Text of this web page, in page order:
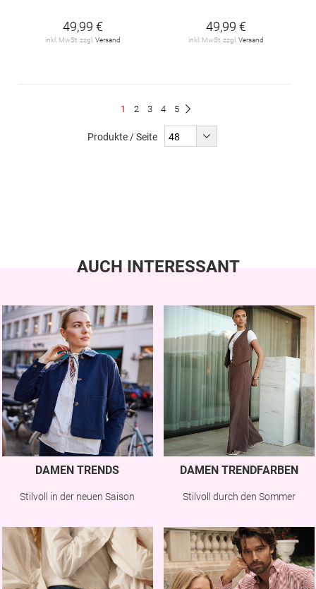
49,99 €
inkl. MwSt. zzgl. Versand
49,99 €
inkl. MwSt. zzgl. Versand
Du
1 Seite
2 Seite
3 Seite
4 Seite
5
Produkte / Seite
AUCH INTERESSANT
DAMEN TRENDS
Stilvoll in der neuen Saison
DAMEN TRENDFARBEN
Stilvoll durch den Sommer